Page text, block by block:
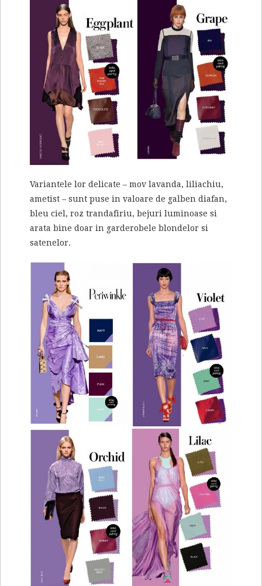
Variantele lor delicate – mov lavanda, liliachiu,
ametist – sunt puse in valoare de galben diafan,
bleu ciel, roz trandafiriu, bejuri luminoase si
arata bine doar in garderobele blondelor si
satenelor.